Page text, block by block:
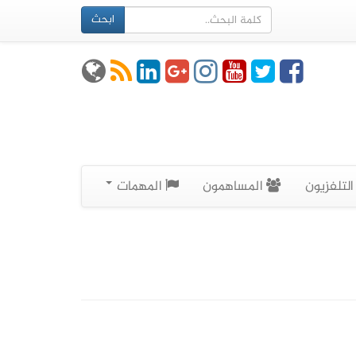
ابحث
التلفزيون المساهمون المهمات